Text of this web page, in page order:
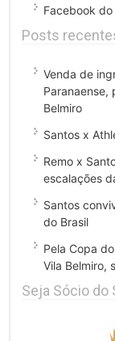
Facebook do
Posts
Venda de
Paranaense,
Belmiro
Santos x
Remo x
escalações
Santos
do Brasil
Pela Copa
Vila Belmiro,
Seja Sócio do